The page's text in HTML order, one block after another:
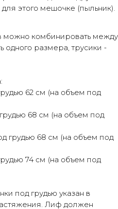
этого мешочке (пыльник).
можно комбинировать между
одного размера, трусики -
62 см (на объем под
68 см (на объем под
грудью 68 см (на объем под
74 см (на объем под
под грудью указан в
Лиф должен